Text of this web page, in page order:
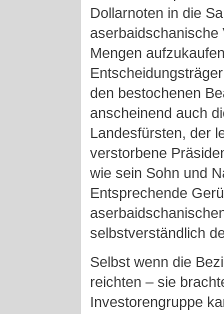
Dollarnoten in die
aserbaidschanische
Mengen
den bestochenen
anscheinend auch
Landesfürsten, der
verstorbene
wie sein Sohn und
Entsprechende
selbstverständlich
Selbst wenn die
reichten – sie
Investorengruppe